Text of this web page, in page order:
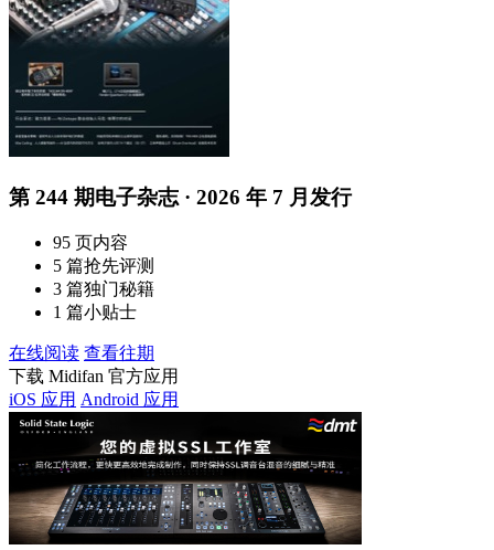
第 244 期电子杂志 · 2026 年 7 月发行
95 页内容
5 篇抢先评测
3 篇独门秘籍
1 篇小贴士
在线阅读 查看往期
下载 Midifan 官方应用
iOS 应用 Android 应用